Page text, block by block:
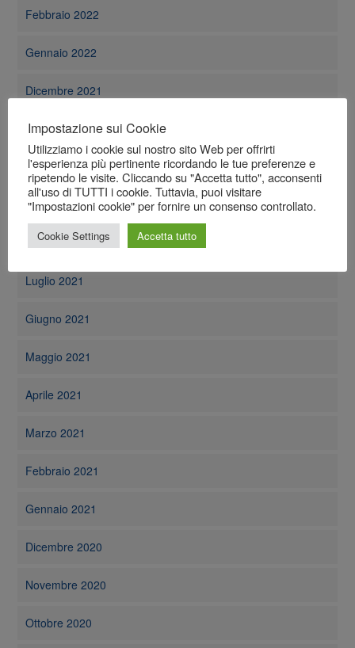
Febbraio 2022
Gennaio 2022
Dicembre 2021
Novembre 2021
Ottobre 2021
Settembre 2021
Agosto 2021
Luglio 2021
Giugno 2021
Maggio 2021
Aprile 2021
Marzo 2021
Febbraio 2021
Gennaio 2021
Dicembre 2020
Novembre 2020
Ottobre 2020
Impostazione sui Cookie
Utilizziamo i cookie sul nostro sito Web per offrirti
l'esperienza più pertinente ricordando le tue preferenze e
ripetendo le visite. Cliccando su "Accetta tutto", acconsenti
all'uso di TUTTI i cookie. Tuttavia, puoi visitare
"Impostazioni cookie" per fornire un consenso controllato.
Cookie Settings Accetta tutto